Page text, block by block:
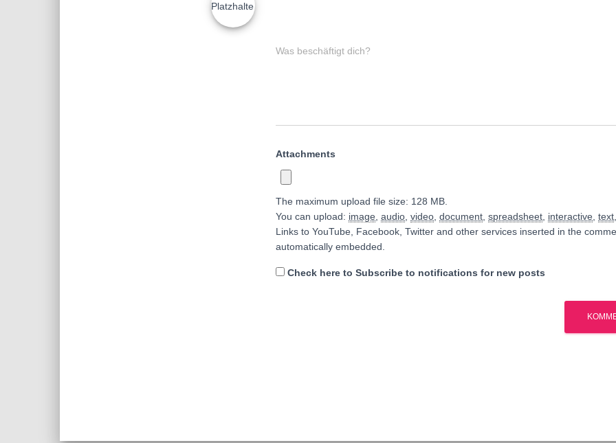
Was beschäftigt dich?
Attachments
The maximum upload file size: 128 MB.
You can upload: image audio video document spreadsheet interactive text
Links to YouTube, Facebook, Twitter and other services inserted in the
automatically embedded.
Check here to Subscribe to notifications for new posts